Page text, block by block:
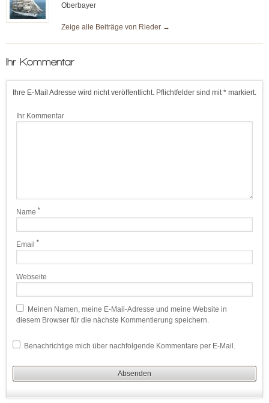
Oberbayer
Zeige alle Beiträge von Rieder →
Ihr Kommentar
Ihre E-Mail Adresse wird nicht veröffentlicht. Pflichtfelder sind mit * markiert.
Ihr Kommentar
Name *
Email *
Webseite
Meinen Namen, meine E-Mail-Adresse und meine Website in
diesem Browser für die nächste Kommentierung speichern.
Benachrichtige mich über nachfolgende Kommentare per E-Mail.